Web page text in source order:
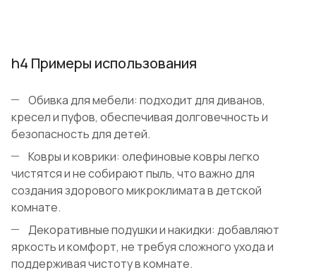
h4 Примеры использования
Обивка для мебели: подходит для диванов,
кресел и пуфов, обеспечивая долговечность и
безопасность для детей.
Ковры и коврики: олефиновые ковры легко
чистятся и не собирают пыль, что важно для
создания здорового микроклимата в детской
комнате.
Декоративные подушки и накидки: добавляют
яркость и комфорт, не требуя сложного ухода и
поддерживая чистоту в комнате.